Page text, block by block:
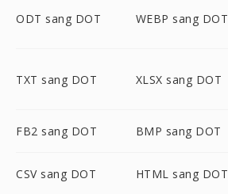
ODT sang DOT WEBP sang DOT
TXT sang DOT XLSX sang DOT
FB2 sang DOT BMP sang DOT
CSV sang DOT HTML sang DOT